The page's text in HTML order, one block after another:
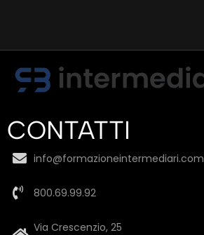
CONTATTI
info@formazioneintermediari.com
800.69.99.92
Via Crescenzio, 25